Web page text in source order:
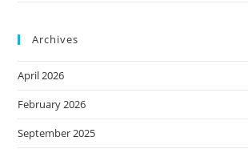
Archives
April 2026
February 2026
September 2025